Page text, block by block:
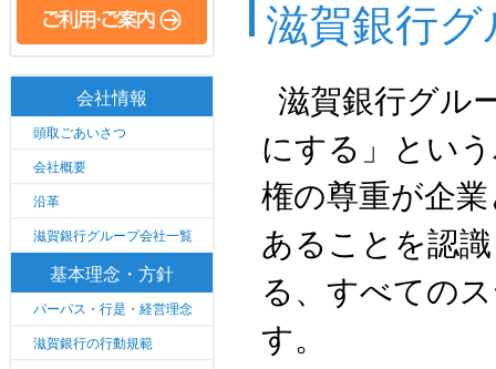
会社情報
頭取ごあいさつ
会社概要
沿革
滋賀銀行グループ会社一覧
基本理念・方針
パーパス・行是・経営理念
滋賀銀行の行動規範
滋賀銀行
滋賀銀行グル
にする」とい
権の尊重が企
あることを認
る、すべての
す。